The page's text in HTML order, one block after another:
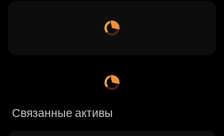
Связанные активы